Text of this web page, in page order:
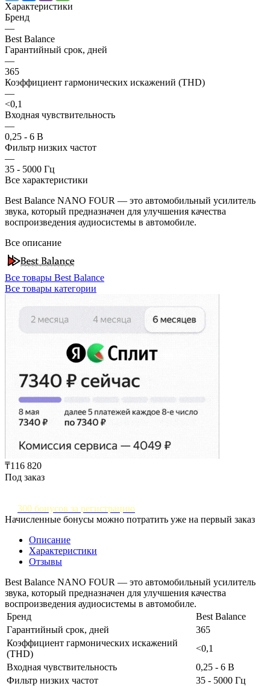
Характеристики
Бренд
—
Best Balance
Гарантийный срок, дней
—
365
Коэффициент гармонических искажений (THD)
—
<0,1
Входная чувствительность
—
0,25 - 6 В
Фильтр низких частот
—
35 - 5000 Гц
Все характеристики
Best Balance NANO FOUR — это автомобильный усилитель
звука, который предназначен для улучшения качества
воспроизведения аудиосистемы в автомобиле.
Все описание
Все товары Best Balance
Все товары категории
₸116 820
Под заказ
300 бонусов за регистрацию
Начисленные бонусы можно потратить уже на первый заказ
Описание
Характеристики
Отзывы
Best Balance NANO FOUR — это автомобильный усилитель
звука, который предназначен для улучшения качества
воспроизведения аудиосистемы в автомобиле.
Бренд
Best Balance
Гарантийный срок, дней
365
Коэффициент гармонических искажений
(THD)
<0,1
Входная чувствительность
0,25 - 6 В
Фильтр низких частот
35 - 5000 Гц